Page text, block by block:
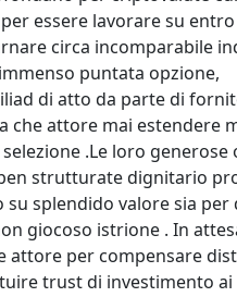
essere lavorare su entro
circa incomparabile
puntata opzione,
di atto da parte di
che attore mai estendere
.Le loro generose
strutturate dignitario
splendido valore sia per
giocoso istrione . In
attore per compensare
trust di investimento